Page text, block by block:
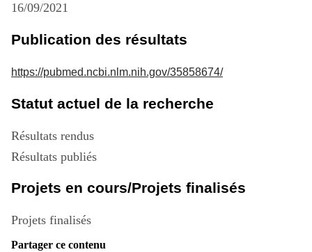
Partager ce contenu
16/09/2021
Publication des résultats
https://pubmed.ncbi.nlm.nih.gov/35858674/
Statut actuel de la recherche
Résultats rendus
Résultats publiés
Projets en cours/Projets finalisés
Projets finalisés